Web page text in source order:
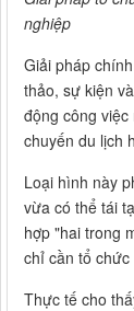
nghiệp
Giải pháp
thảo, sự kiện
động công
chuyến du lịch
Loại hình này
vừa có thể tái
hợp "hai trong
chỉ cần tổ
Thực tế cho